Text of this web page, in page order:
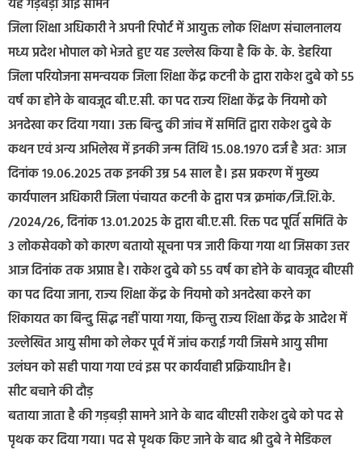
यह गड़बड़ी आई सामने
जिला शिक्षा अधिकारी ने अपनी रिपोर्ट में आयुक्त लोक शिक्षण संचालनालय
मध्य प्रदेश भोपाल को भेजते हुए यह उल्लेख किया है कि के. के. डेहरिया
जिला परियोजना समन्वयक जिला शिक्षा केंद्र कटनी के द्वारा राकेश दुबे को 55
वर्ष का होने के बावजूद बी.ए.सी. का पद राज्य शिक्षा केंद्र के नियमो को
अनदेखा कर दिया गया। उक्त बिन्दु की जांच में समिति द्वारा राकेश दुबे के
कथन एवं अन्य अभिलेख में इनकी जन्म तिथि 15.08.1970 दर्ज है अतः आज
दिनांक 19.06.2025 तक इनकी उम्र 54 साल है। इस प्रकरण में मुख्य
कार्यपालन अधिकारी जिला पंचायत कटनी के द्वारा पत्र क्रमांक/जि.शि.के.
/2024/26, दिनांक 13.01.2025 के द्वारा बी.ए.सी. रिक्त पद पूर्ति समिति के
3 लोकसेवको को कारण बतायो सूचना पत्र जारी किया गया था जिसका उत्तर
आज दिनांक तक अप्राप्त है। राकेश दुबे को 55 वर्ष का होने के बावजूद बीएसी
का पद दिया जाना, राज्य शिक्षा केंद्र के नियमो को अनदेखा करने का
शिकायत का बिन्दु सिद्ध नहीं पाया गया, किन्तु राज्य शिक्षा केंद्र के आदेश में
उल्लेखित आयु सीमा को लेकर पूर्व में जांच कराई गयी जिसमे आयु सीमा
उलंघन को सही पाया गया एवं इस पर कार्यवाही प्रक्रियाधीन है।
सीट बचाने की दौड़
बताया जाता है की गड़बड़ी सामने आने के बाद बीएसी राकेश दुबे को पद से
पृथक कर दिया गया। पद से पृथक किए जाने के बाद श्री दुबे ने मेडिकल